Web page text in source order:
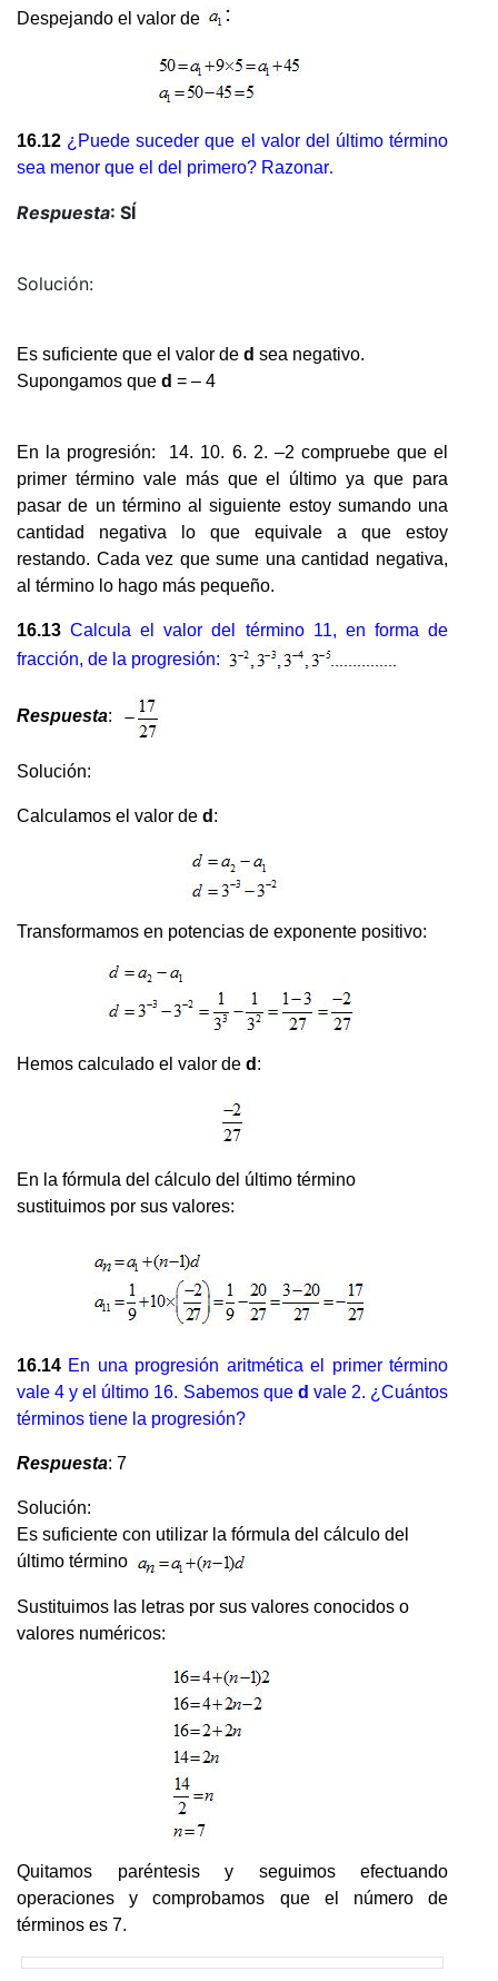
Despejando el valor de
16.12 ¿Puede suceder que el valor del último término
sea menor que el del primero? Razonar.
Respuesta: SÍ
Solución:
Es suficiente que el valor de d sea negativo.
Supongamos que d = – 4
En la progresión: 14. 10. 6. 2. –2 compruebe que el
primer término vale más que el último ya que para
pasar de un término al siguiente estoy sumando una
cantidad negativa lo que equivale a que estoy
restando. Cada vez que sume una cantidad negativa,
al término lo hago más pequeño.
16.13 Calcula el valor del término 11, en forma de
fracción, de la progresión:
Respuesta:
Solución:
Calculamos el valor de d :
Transformamos en potencias de exponente positivo:
Hemos calculado el valor de d :
En la fórmula del cálculo del último término
sustituimos por sus valores:
16.14 En una progresión aritmética el primer término
vale 4 y el último 16. Sabemos que d vale 2. ¿Cuántos
términos tiene la progresión?
Respuesta: 7
Solución:
Es suficiente con utilizar la fórmula del cálculo del
último término
Sustituimos las letras por sus valores conocidos o
valores numéricos:
Quitamos paréntesis y seguimos efectuando
operaciones y comprobamos que el número de
términos es 7.